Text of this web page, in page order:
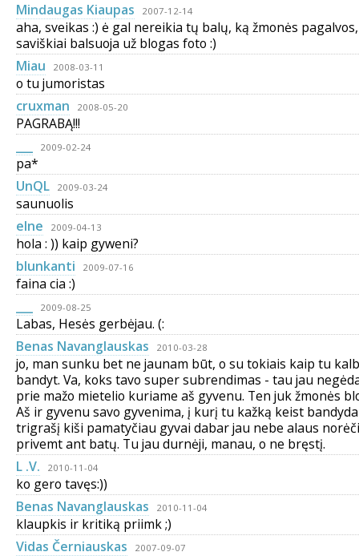
Mindaugas Kiaupas
2007-12-14
aha, sveikas :) ė gal nereikia tų balų, ką žmonės
saviškiai balsuoja už blogas foto :)
Miau
2008-03-11
o tu jumoristas
cruxman
2008-05-20
PAGRABĄ!!!
2009-02-24
pa*
UnQL
2009-03-24
saunuolis
elne
2009-04-13
hola : )) kaip gyweni?
blunkanti
2009-07-16
faina cia :)
2009-08-25
Labas, Hesės gerbėjau. (:
Benas Navanglauskas
2010-03-28
jo, man sunku bet ne jaunam būt, o su tokiais kaip tu
bandyt. Va, koks tavo super subrendimas - tau jau
prie mažo mietelio kuriame aš gyvenu. Ten juk žmonės
Aš ir gyvenu savo gyvenima, į kurį tu kažką keist
trigrašį kiši pamatyčiau gyvai dabar jau nebe alaus
privemt ant batų. Tu jau durnėji, manau, o ne bręstį.
L .V.
2010-11-04
ko gero tavęs:))
Benas Navanglauskas
2010-11-04
klaupkis ir kritiką priimk ;)
Vidas Černiauskas
2007-09-07